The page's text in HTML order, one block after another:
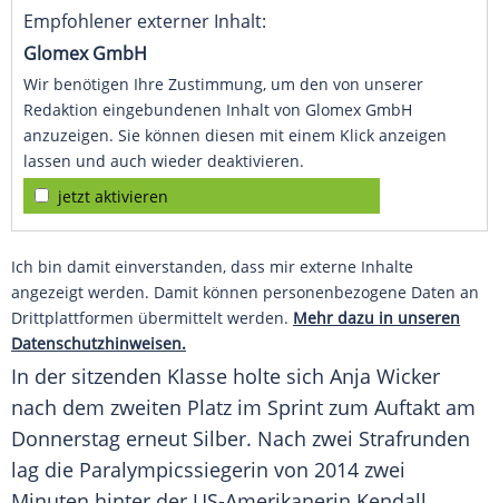
Empfohlener externer Inhalt:
Glomex GmbH
Wir benötigen Ihre Zustimmung, um den von unserer
Redaktion eingebundenen Inhalt von Glomex GmbH
anzuzeigen. Sie können diesen mit einem Klick anzeigen
lassen und auch wieder deaktivieren.
jetzt aktivieren
Ich bin damit einverstanden, dass mir externe Inhalte
angezeigt werden. Damit können personenbezogene Daten an
Drittplattformen übermittelt werden. Mehr dazu in unseren
Datenschutzhinweisen.
In der sitzenden Klasse holte sich Anja Wicker
nach dem zweiten Platz im Sprint zum Auftakt am
Donnerstag erneut Silber. Nach zwei Strafrunden
lag die Paralympicssiegerin von 2014 zwei